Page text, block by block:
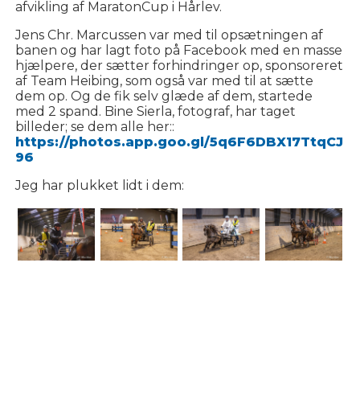
afvikling af MaratonCup i Hårlev.
Jens Chr. Marcussen var med til opsætningen af
banen og har lagt foto på Facebook med en masse
hjælpere, der sætter forhindringer op, sponsoreret
af Team Heibing, som også var med til at sætte
dem op. Og de fik selv glæde af dem, startede
med 2 spand. Bine Sierla, fotograf, har taget
billeder; se dem alle her::
https://photos.app.goo.gl/5q6F6DBX17TtqCJ
96
Jeg har plukket lidt i dem: